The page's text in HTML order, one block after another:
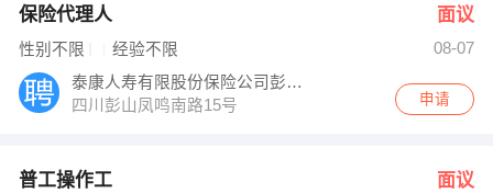
保险代理人 面议
性别不限 经验不限
08-07
泰康人寿有限股份保险公司彭山分公司
四川彭山凤鸣南路15号
申请
普工操作工 面议